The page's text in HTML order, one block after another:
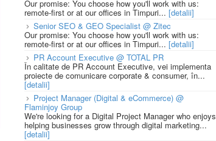
Our promise: You choose how you'll work with us:
remote-first or at our offices in Timpuri... [detalii]
Senior SEO & GEO Specialist @ Zitec
Our promise: You choose how you'll work with us:
remote-first or at our offices in Timpuri... [detalii]
PR Account Executive @ TOTAL PR
În calitate de PR Account Executive, vei implementa
proiecte de comunicare corporate & consumer, în...
[detalii]
Project Manager (Digital & eCommerce) @
Flaminjoy Group
We're looking for a Digital Project Manager who enjoys
helping businesses grow through digital marketing...
[detalii]